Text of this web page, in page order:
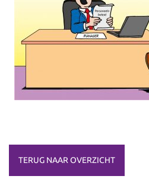
TERUG NAAR OVERZICHT